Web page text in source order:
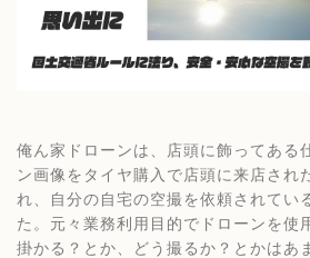
俺ん家ドローンは、店頭に飾ってある
ン画像をタイヤ購入で店頭に来店され
れ、自分の自宅の空撮を依頼されてい
た。元々業務利用目的でドローンを使
掛かる？とか、どう撮るか？とかはあ